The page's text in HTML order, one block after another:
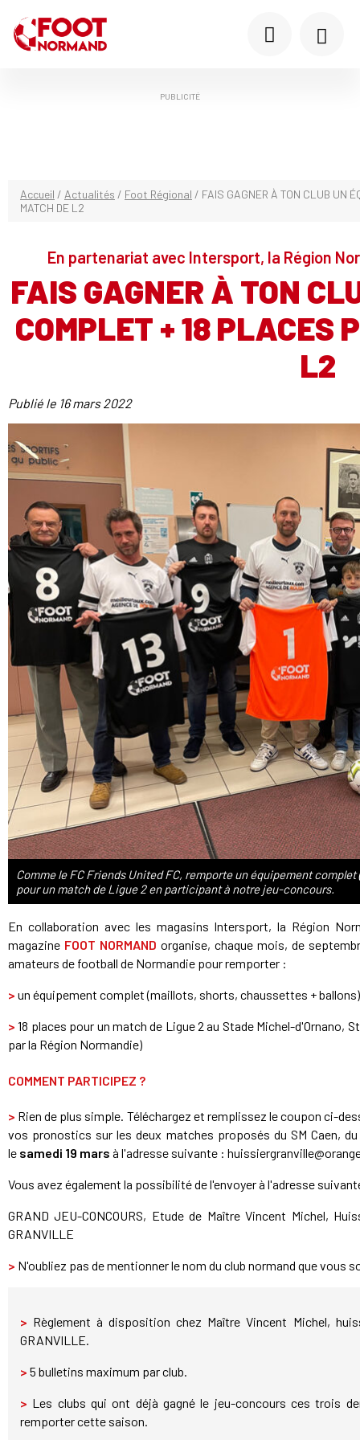
PUBLICITÉ
Accueil / Actualités / Foot Régional / FAIS GAGNER À TON CLUB UN
MATCH DE L2
En partenariat avec Intersport, la Région
FAIS GAGNER À TON
COMPLET + 18 PLACES
L2
Publié le 16 mars 2022
Comme le FC Friends United FC, remporte un équipement
pour un match de Ligue 2 en participant à notre jeu-concours.
En collaboration avec les magasins Intersport, la Région
magazine FOOT NORMAND organise, chaque mois, de
amateurs de football de Normandie pour remporter :
> un équipement complet (maillots, shorts, chaussettes +
> 18 places pour un match de Ligue 2 au Stade Michel-d'Ornano,
par la Région Normandie)
COMMENT PARTICIPEZ ?
> Rien de plus simple. Téléchargez et remplissez le coupon ci-
vos pronostics sur les deux matches proposés du SM Caen,
le samedi 19 mars à l'adresse suivante :
Vous avez également la possibilité de l'envoyer à l'adresse
GRAND JEU-CONCOURS, Etude de Maître Vincent Michel,
GRANVILLE
> N'oubliez pas de mentionner le nom du club normand que vous
> Règlement à disposition chez Maître Vincent Michel,
GRANVILLE.
> 5 bulletins maximum par club.
> Les clubs qui ont déjà gagné le jeu-concours ces trois
remporter cette saison.